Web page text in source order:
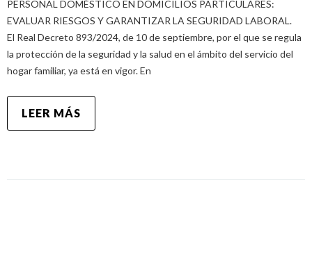
PERSONAL DOMÉSTICO EN DOMICILIOS PARTICULARES:
EVALUAR RIESGOS Y GARANTIZAR LA SEGURIDAD LABORAL.
El Real Decreto 893/2024, de 10 de septiembre, por el que se regula
la protección de la seguridad y la salud en el ámbito del servicio del
hogar familiar, ya está en vigor. En
LEER MÁS